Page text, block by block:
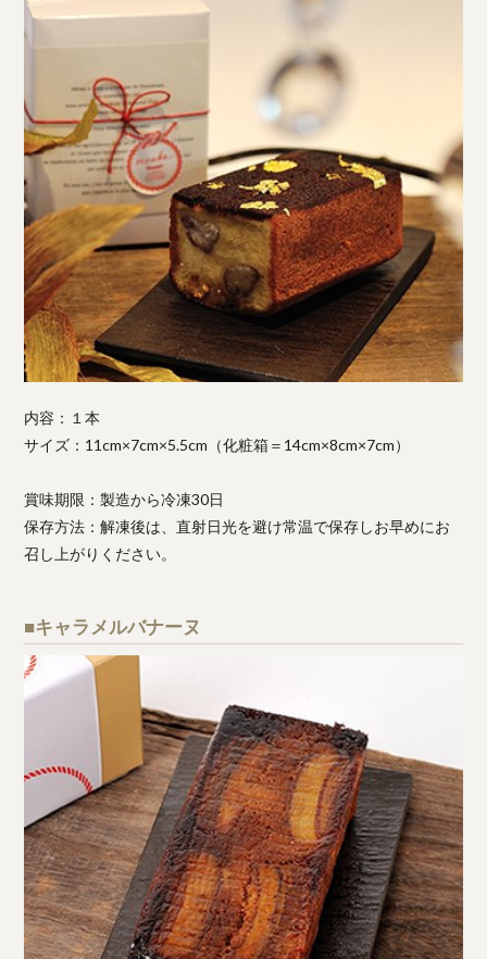
内容：１本
サイズ：11cm×7cm×5.5cm（化粧箱＝14cm×8cm×7cm）
賞味期限：製造から冷凍30日
保存方法：解凍後は、直射日光を避け常温で保存しお早めにお
召し上がりください。
■キャラメルバナーヌ